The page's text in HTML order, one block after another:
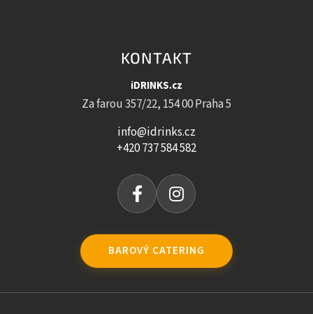
KONTAKT
iDRINKS.cz
Za farou 357/22, 154 00 Praha 5
info@idrinks.cz
+420 737 584 582
BAROVÝ CATERING